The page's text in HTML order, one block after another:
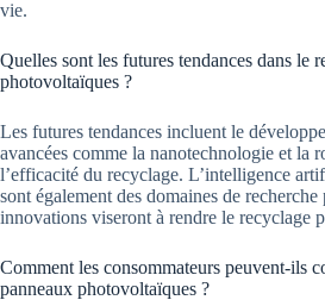
vie.
Quelles sont les futures tendances dans le
photovoltaïques ?
Les futures tendances incluent le
avancées comme la nanotechnologie et la
l’efficacité du recyclage. L’intelligence
sont également des domaines de recherche
innovations viseront à rendre le recyclage
Comment les consommateurs peuvent-ils
panneaux photovoltaïques ?